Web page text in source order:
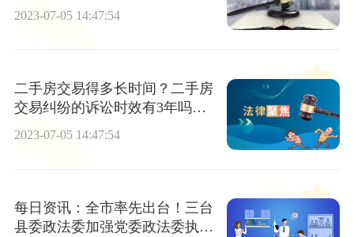
2023-07-05 14:47:54
二手房交易得多长时间？二手房
交易纠纷的诉讼时效有3年吗？
世界短讯
2023-07-05 14:47:54
每日资讯：全市率先出台！三台
县委政法委加强党委政法委执法